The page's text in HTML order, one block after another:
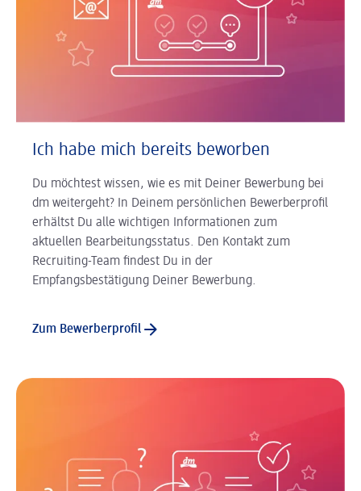
Ich habe mich bereits beworben
Du möchtest wissen, wie es mit Deiner Bewerbung bei
dm weitergeht? In Deinem persönlichen Bewerberprofil
erhältst Du alle wichtigen Informationen zum
aktuellen Bearbeitungsstatus. Den Kontakt zum
Recruiting-Team findest Du in der
Empfangsbestätigung Deiner Bewerbung.
Zum Bewerberprofil